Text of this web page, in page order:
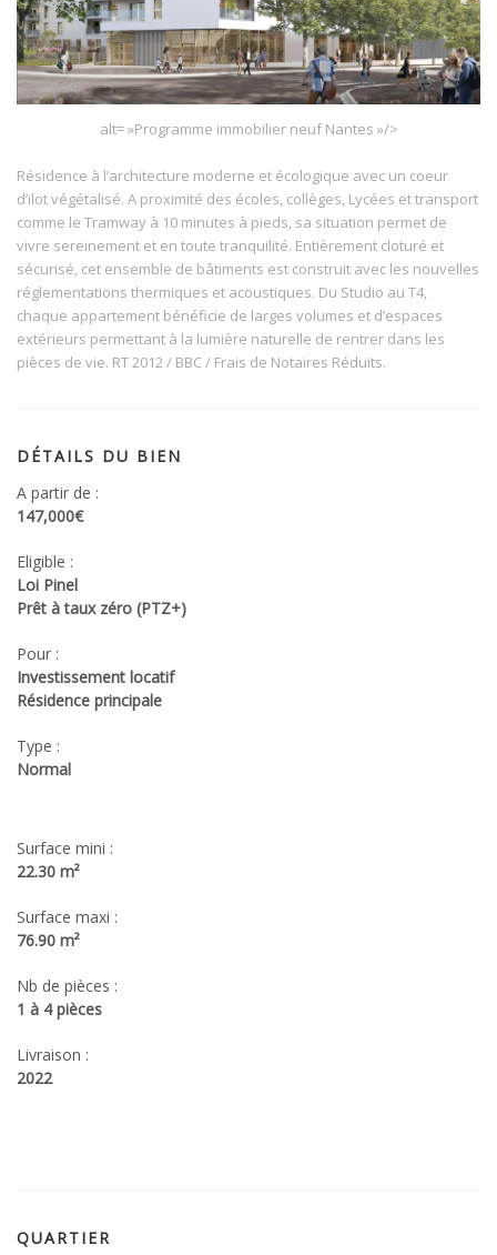
alt= »Programme immobilier neuf Nantes »/>
Résidence à l’architecture moderne et écologique avec un coeur
d’ilot végétalisé. A proximité des écoles, collèges, Lycées et transport
comme le Tramway à 10 minutes à pieds, sa situation permet de
vivre sereinement et en toute tranquilité. Entièrement cloturé et
sécurisé, cet ensemble de bâtiments est construit avec les nouvelles
réglementations thermiques et acoustiques. Du Studio au T4,
chaque appartement bénéficie de larges volumes et d’espaces
extérieurs permettant à la lumière naturelle de rentrer dans les
pièces de vie. RT 2012 / BBC / Frais de Notaires Réduits.
DÉTAILS DU BIEN
A partir de :
147,000€
Eligible :
Loi Pinel
Prêt à taux zéro (PTZ+)
Pour :
Investissement locatif
Résidence principale
Type :
Normal
Surface mini :
22.30 m²
Surface maxi :
76.90 m²
Nb de pièces :
1 à 4 pièces
Livraison :
2022
QUARTIER